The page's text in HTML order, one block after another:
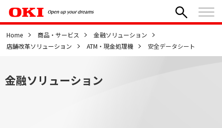
Home 商品・サービス
金融ソリューション
店舗改革ソリューション
ATM・現金処理機 安全データシート
金融ソリューション